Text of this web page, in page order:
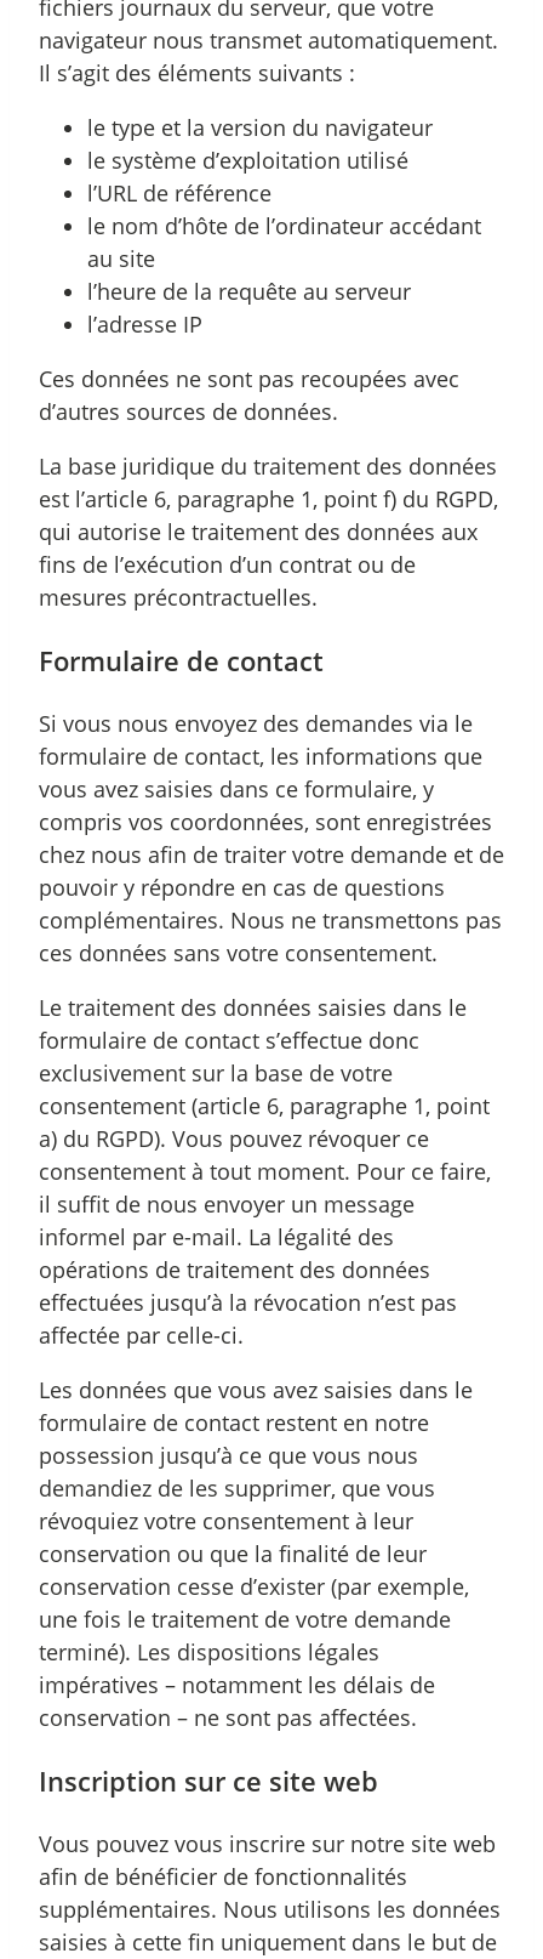
fichiers journaux du serveur, que votre
navigateur nous transmet automatiquement.
Il s’agit des éléments suivants :
le type et la version du navigateur
le système d’exploitation utilisé
l’URL de référence
le nom d’hôte de l’ordinateur accédant
au site
l’heure de la requête au serveur
l’adresse IP
Ces données ne sont pas recoupées avec
d’autres sources de données.
La base juridique du traitement des données
est l’article 6, paragraphe 1, point f) du RGPD,
qui autorise le traitement des données aux
fins de l’exécution d’un contrat ou de
mesures précontractuelles.
Formulaire de contact
Si vous nous envoyez des demandes via le
formulaire de contact, les informations que
vous avez saisies dans ce formulaire, y
compris vos coordonnées, sont enregistrées
chez nous afin de traiter votre demande et de
pouvoir y répondre en cas de questions
complémentaires. Nous ne transmettons pas
ces données sans votre consentement.
Le traitement des données saisies dans le
formulaire de contact s’effectue donc
exclusivement sur la base de votre
consentement (article 6, paragraphe 1, point
a) du RGPD). Vous pouvez révoquer ce
consentement à tout moment. Pour ce faire,
il suffit de nous envoyer un message
informel par e-mail. La légalité des
opérations de traitement des données
effectuées jusqu’à la révocation n’est pas
affectée par celle-ci.
Les données que vous avez saisies dans le
formulaire de contact restent en notre
possession jusqu’à ce que vous nous
demandiez de les supprimer, que vous
révoquiez votre consentement à leur
conservation ou que la finalité de leur
conservation cesse d’exister (par exemple,
une fois le traitement de votre demande
terminé). Les dispositions légales
impératives – notamment les délais de
conservation – ne sont pas affectées.
Inscription sur ce site web
Vous pouvez vous inscrire sur notre site web
afin de bénéficier de fonctionnalités
supplémentaires. Nous utilisons les données
saisies à cette fin uniquement dans le but de